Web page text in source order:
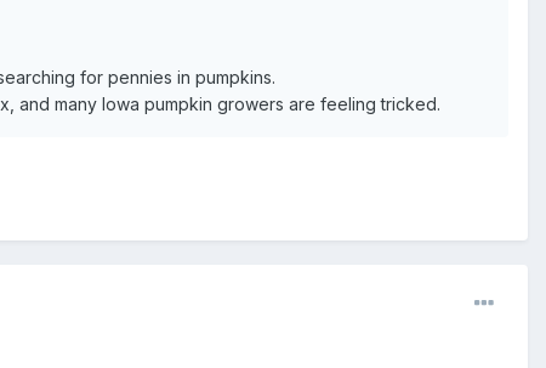
for pennies in pumpkins.
and many Iowa pumpkin growers are feeling tricked.